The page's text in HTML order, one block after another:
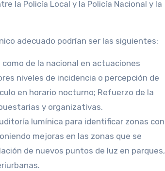
la Policía Local y la Policía Nacional y la
adecuado podrían ser las siguientes:
de la nacional en actuaciones
niveles de incidencia o percepción de
en horario nocturno; Refuerzo de la
y organizativas.
lumínica para identificar zonas con
mejoras en las zonas que se
de nuevos puntos de luz en parques,